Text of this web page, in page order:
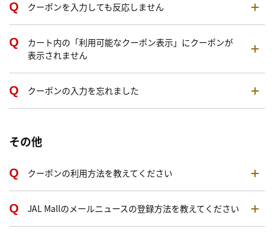
クーポンを入力しても反応しません
カート内の「利用可能なクーポン表示」にクーポンが
表示されません
クーポンの入力を忘れました
その他
クーポンの利用方法を教えてください
JAL Mallのメールニュースの登録方法を教えてください